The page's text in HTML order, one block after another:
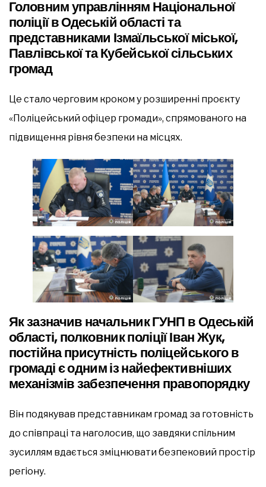
Головним управлінням Національної
поліції в Одеській області та
представниками Ізмаїльської міської,
Павлівської та Кубейської сільських
громад
Це стало черговим кроком у розширенні проєкту
«Поліцейський офіцер громади», спрямованого на
підвищення рівня безпеки на місцях.
Як зазначив начальник ГУНП в Одеській
області, полковник поліції Іван Жук,
постійна присутність поліцейського в
громаді є одним із найефективніших
механізмів забезпечення правопорядку
Він подякував представникам громад за готовність
до співпраці та наголосив, що завдяки спільним
зусиллям вдається зміцнювати безпековий простір
регіону.